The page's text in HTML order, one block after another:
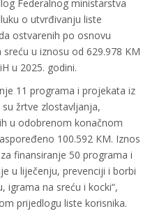
Federalnog ministarstva
o utvrđivanju liste
ostvarenih po osnovu
u iznosu od 629.978 KM
u 2025. godini.
11 programa i projekata iz
žrtve zlostavljanja,
u odobrenom konačnom
100.592 KM. Iznos
finansiranje 50 programa i
u liječenju, prevenciji i borbi
igrama na sreću i kocki“,
prijedlogu liste korisnika.